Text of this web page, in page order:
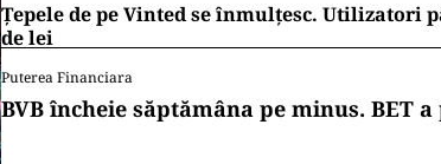
Țepele de pe Vinted se înmulțesc. Utilizatori
de lei
Puterea Financiara
BVB încheie săptămâna pe minus. BET